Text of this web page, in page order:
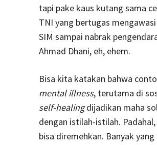
tapi pake kaus kutang sama
TNI yang bertugas
SIM sampai nabrak
Ahmad Dhani, eh, ehem.
Bisa kita katakan bahwa
mental illness, terutama di
self-healingdijadikan maha
dengan istilah-istilah. Padahal,
bisa diremehkan. Banyak